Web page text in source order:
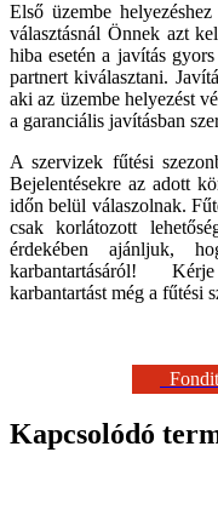
Első üzembe
választásnál Önnek azt
hiba esetén a javítás
partnert kiválasztani.
aki az üzembe helyezést
a garanciális javításban
A szervizek fűtési
Bejelentésekre az adott
időn belül válaszolnak.
csak korlátozott
érdekében ajánljuk,
karbantartásáról!
karbantartást még a fűtési
Kapcsolódó